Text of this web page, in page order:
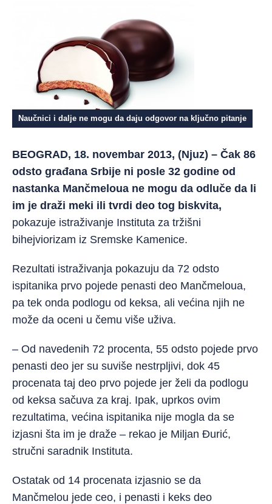
Naučnici i dalje ne mogu da daju odgovor na ključno pitanje
BEOGRAD, 18. novembar 2013, (Njuz) – Čak 86
odsto građana Srbije ni posle 32 godine od
nastanka Mančmeloua ne mogu da odluče da li
im je draži meki ili tvrdi deo tog biskvita,
pokazuje istraživanje Instituta za tržišni
bihejviorizam iz Sremske Kamenice.
Rezultati istraživanja pokazuju da 72 odsto
ispitanika prvo pojede penasti deo Mančmeloua,
pa tek onda podlogu od keksa, ali većina njih ne
može da oceni u čemu više uživa.
– Od navedenih 72 procenta, 55 odsto pojede prvo
penasti deo jer su suviše nestrpljivi, dok 45
procenata taj deo prvo pojede jer želi da podlogu
od keksa sačuva za kraj. Ipak, uprkos ovim
rezultatima, većina ispitanika nije mogla da se
izjasni šta im je draže – rekao je Miljan Đurić,
stručni saradnik Instituta.
Ostatak od 14 procenata izjasnio se da
Mančmelou jede ceo, i penasti i keks deo